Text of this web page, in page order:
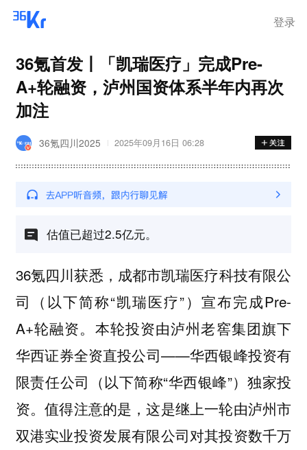
登录
36氪首发丨「凯瑞医疗」完成Pre-
A+轮融资，泸州国资体系半年内再次
加注
36氪四川2025 2025年09月16日 06:28
估值已超过2.5亿元。
36氪四川获悉， 成都市凯瑞医疗科技有限公
司
（以下简称“凯瑞医疗”）宣布完成Pre-
A+轮融资。本轮投资由泸州老窖集团旗下
华西证券全资直投公司——华西银峰投资有
限责任公司 （以下简称“华西银峰”）独家投
资。值得注意的是，这是继上一轮由泸州市
双港实业投资发展有限公司对其投资数千万